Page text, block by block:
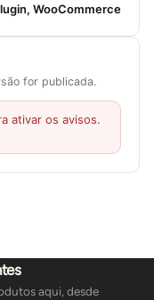
WooCommerce
for publicada.
ativar os avisos.
aqui, desde